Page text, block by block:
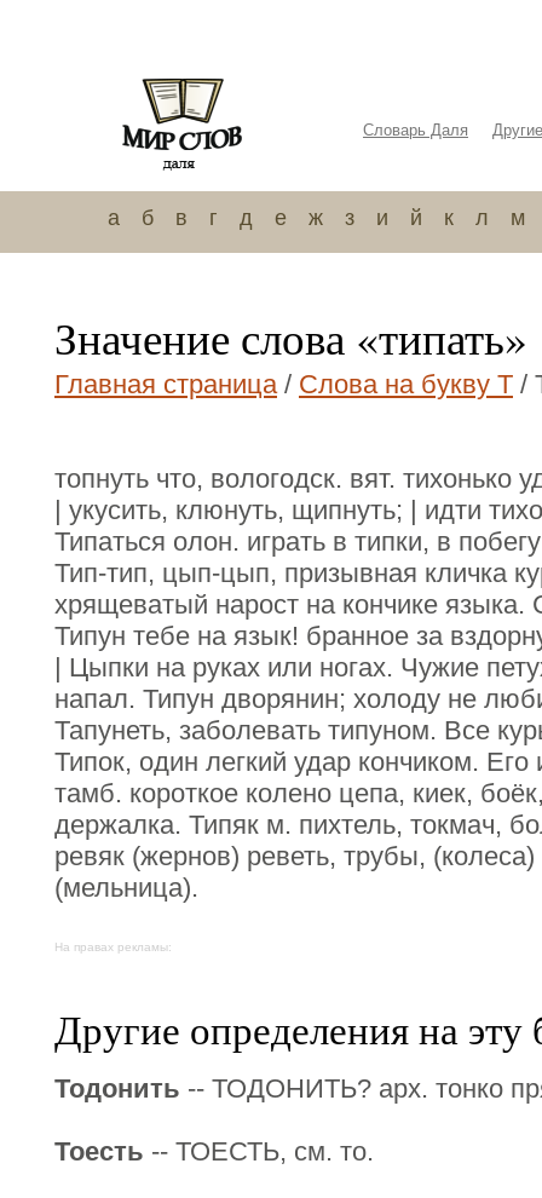
Словарь Даля
а б в г д е ж з и й к л м
Значение слова «типать»
Главная страница/ Слова на букву Т /
топнуть что, вологодск. вят. тихонько
| укусить, клюнуть, щипнуть; | идти
Типаться олон. играть в типки, в
Тип-тип, цып-цып, призывная кличка
хрящеватый нарост на кончике языка.
Типун тебе на язык! бранное за
| Цыпки на руках или ногах. Чужие
напал. Типун дворянин; холоду не
Тапунеть, заболевать типуном. Все
Типок, один легкий удар кончиком.
тамб. короткое колено цепа, киек,
держалка. Типяк м. пихтель, токмач,
ревяк (жернов) реветь, трубы,
(мельница).
На правах рекламы:
Другие определения на эту
Тодонить -- ТОДОНИТЬ? арх. тонко
Тоесть -- ТОЕСТЬ, см. то.